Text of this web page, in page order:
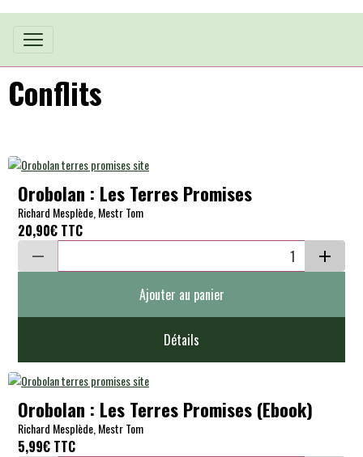
Conflits
Orobolan : Les Terres Promises
Richard Mesplède, Mestr Tom
20,90€ TTC
Ajouter au panier
Détails
Orobolan : Les Terres Promises (Ebook)
Richard Mesplède, Mestr Tom
5,99€ TTC